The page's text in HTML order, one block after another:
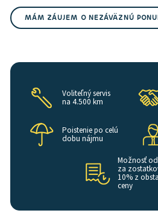
MÁM ZÁUJEM O NEZÁVÄZNÚ
Voliteľný servis
na 4.500 km
Poistenie po celú
dobu nájmu
Možnosť
za
10% z
ceny